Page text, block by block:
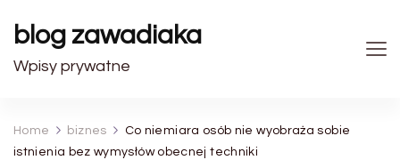
blog zawadiaka
Wpisy prywatne
Home biznes
Co niemiara osób nie wyobraża sobie
istnienia bez wymysłów obecnej techniki